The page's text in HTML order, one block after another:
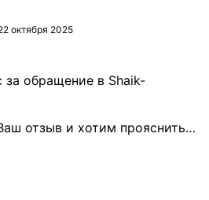
октября 2025
за обращение в Shaik-
отзыв и хотим прояснить…